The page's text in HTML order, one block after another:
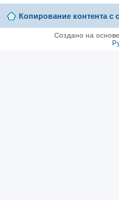
Копирование контента с
Создано на основе